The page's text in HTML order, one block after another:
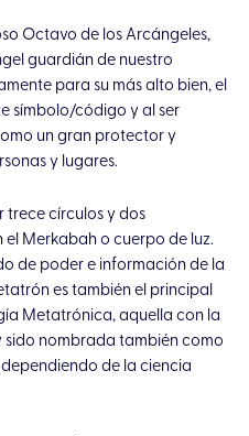
Octavo de los Arcángeles,
guardián de nuestro
para su más alto bien, el
símbolo/código y al ser
un gran protector y
y lugares.
círculos y dos
Merkabah o cuerpo de luz.
de poder e información de la
es también el principal
Metatrónica, aquella con la
sido nombrada también como
de la ciencia